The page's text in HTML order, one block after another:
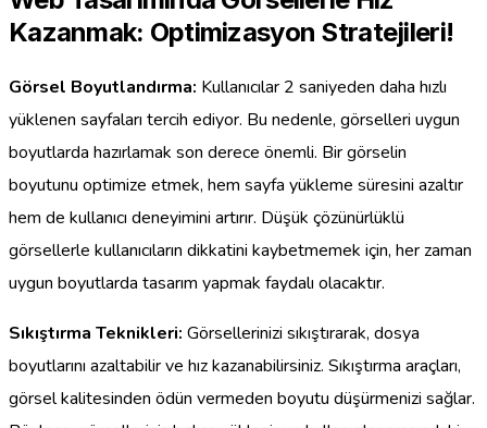
Kazanmak: Optimizasyon Stratejileri!
Görsel Boyutlandırma: Kullanıcılar 2 saniyeden daha hızlı
yüklenen sayfaları tercih ediyor. Bu nedenle, görselleri uygun
boyutlarda hazırlamak son derece önemli. Bir görselin
boyutunu optimize etmek, hem sayfa yükleme süresini azaltır
hem de kullanıcı deneyimini artırır. Düşük çözünürlüklü
görsellerle kullanıcıların dikkatini kaybetmemek için, her zaman
uygun boyutlarda tasarım yapmak faydalı olacaktır.
Sıkıştırma Teknikleri: Görsellerinizi sıkıştırarak, dosya
boyutlarını azaltabilir ve hız kazanabilirsiniz. Sıkıştırma araçları,
görsel kalitesinden ödün vermeden boyutu düşürmenizi sağlar.